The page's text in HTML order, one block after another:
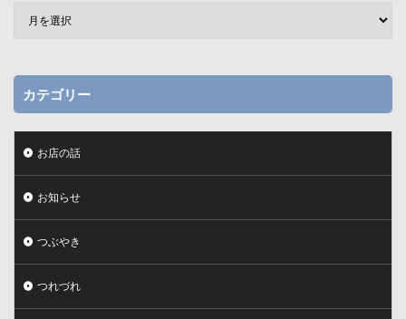
カテゴリー
お店の話
お知らせ
つぶやき
つれづれ